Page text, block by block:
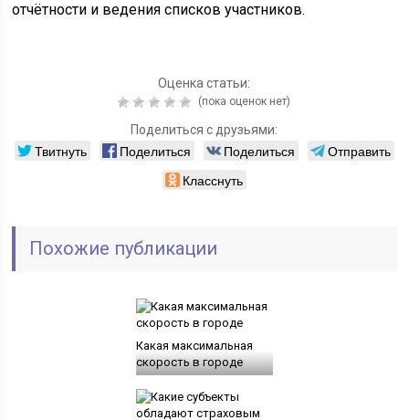
отчётности и ведения списков участников.
Оценка статьи:
(пока оценок нет)
Поделиться с друзьями:
Твитнуть Поделиться Поделиться
Отправить
Класснуть
Похожие публикации
Какая максимальная
скорость в городе